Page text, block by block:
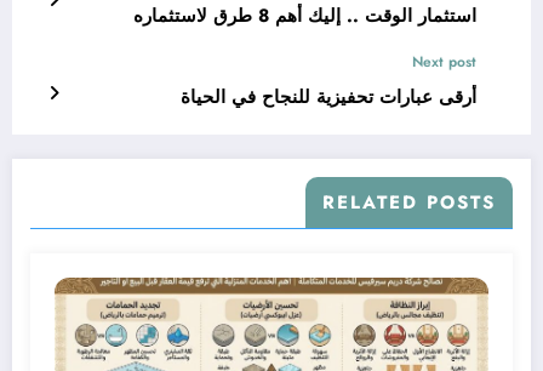
استثمار الوقت .. إليك أهم 8 طرق لاستثماره
Next post
أرقى عبارات تحفيزية للنجاح في الحياة
RELATED POSTS